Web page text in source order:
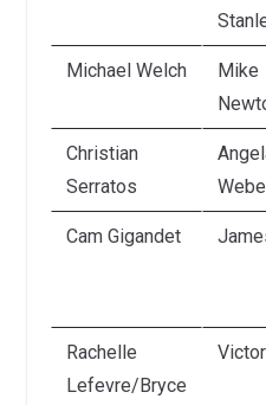
Michael Welch
Mike
Christian
Serratos
Cam Gigandet
Rachelle
Lefevre/Bryce